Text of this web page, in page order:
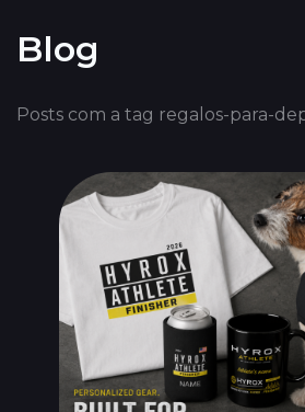
Blog
Posts com a tag regalos-para-